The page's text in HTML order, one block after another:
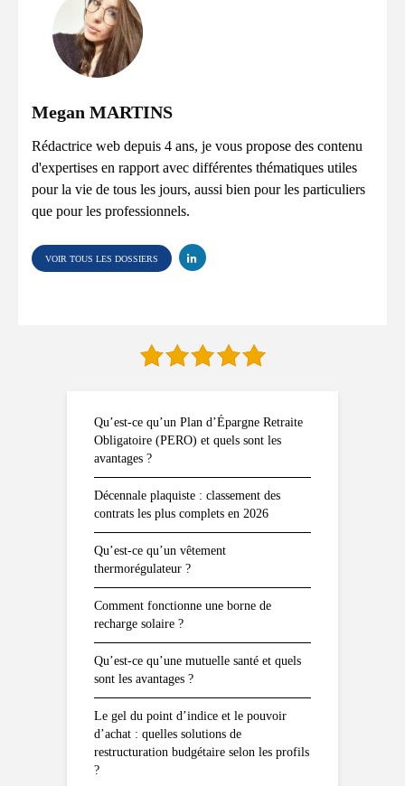
Megan MARTINS
Rédactrice web depuis 4 ans, je vous propose des contenu
d'expertises en rapport avec différentes thématiques utiles
pour la vie de tous les jours, aussi bien pour les particuliers
que pour les professionnels.
VOIR TOUS LES DOSSIERS
Qu’est-ce qu’un Plan d’Épargne Retraite
Obligatoire (PERO) et quels sont les
avantages ?
Décennale plaquiste : classement des
contrats les plus complets en 2026
Qu’est-ce qu’un vêtement
thermorégulateur ?
Comment fonctionne une borne de
recharge solaire ?
Qu’est-ce qu’une mutuelle santé et quels
sont les avantages ?
Le gel du point d’indice et le pouvoir
d’achat : quelles solutions de
restructuration budgétaire selon les profils
?